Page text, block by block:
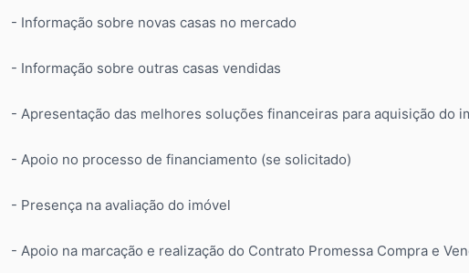
- Informação sobre novas casas no mercado
- Informação sobre outras casas vendidas
- Apresentação das melhores soluções financeiras para aquisição do
- Apoio no processo de financiamento (se solicitado)
- Presença na avaliação do imóvel
- Apoio na marcação e realização do Contrato Promessa Compra e